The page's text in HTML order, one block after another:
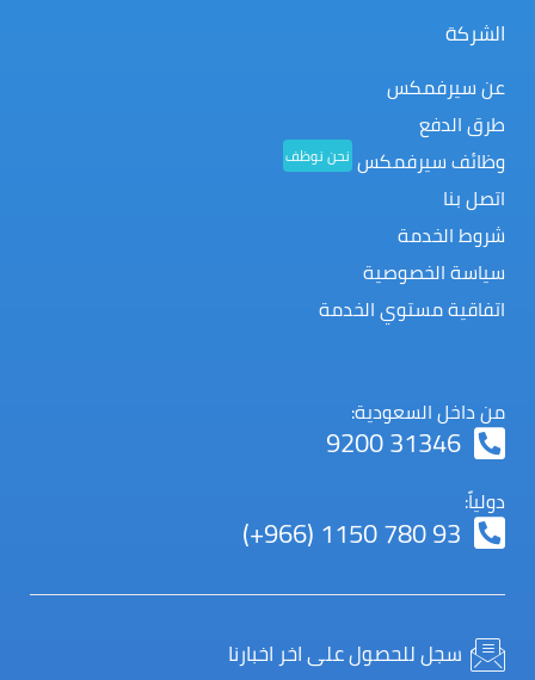
الشركة
عن سيرفمكس
طرق الدفع
وظائف سيرفمكس نحن نوظف
اتصل بنا
شروط الخدمة
سياسة الخصوصية
اتفاقية مستوي الخدمة
من داخل السعودية:
9200 31346
دولياً:
(+966) 1150 780 93
سجل للحصول على اخر اخبارنا